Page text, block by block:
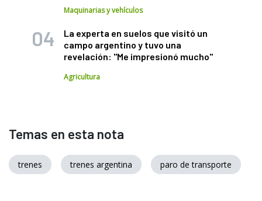
Maquinarias y vehículos
La experta en suelos que visitó un
campo argentino y tuvo una
revelación: "Me impresionó mucho"
Agricultura
Temas en esta nota
trenes trenes argentina paro de transporte